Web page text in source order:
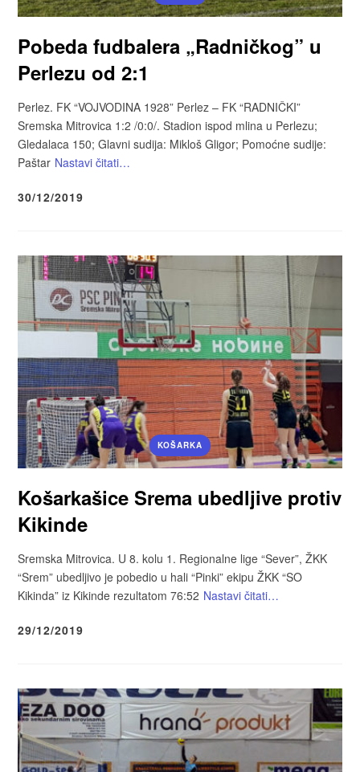
Pobeda fudbalera „Radničkog” u
Perlezu od 2:1
Perlez. FK “VOJVODINA 1928” Perlez – FK “RADNIČKI”
Sremska Mitrovica 1:2 /0:0/. Stadion ispod mlina u Perlezu;
Gledalaca 150; Glavni sudija: Mikloš Gligor; Pomoćne sudije:
Paštar Nastavi čitati…
30/12/2019
KOŠARKA
Košarkašice Srema ubedljive protiv
Kikinde
Sremska Mitrovica. U 8. kolu 1. Regionalne lige “Sever”, ŽKK
“Srem” ubedljivo je pobedio u hali “Pinki” ekipu ŽKK “SO
Kikinda” iz Kikinde rezultatom 76:52 Nastavi čitati…
29/12/2019